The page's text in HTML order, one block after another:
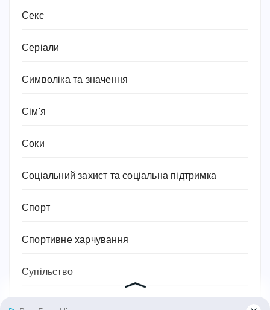
Секс
Серіали
Символіка та значення
Сім'я
Соки
Соціальний захист та соціальна підтримка
Спорт
Спортивне харчування
Супільство